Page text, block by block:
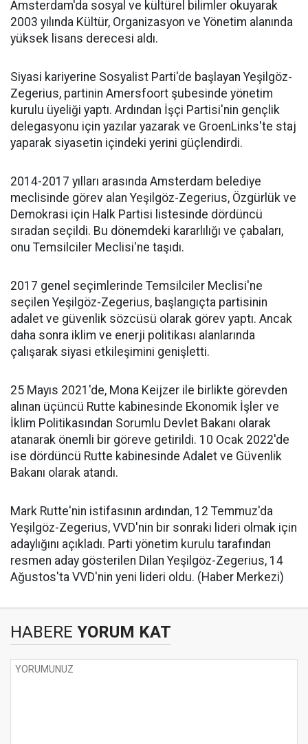
Amsterdam'da sosyal ve kültürel bilimler okuyarak
2003 yılında Kültür, Organizasyon ve Yönetim alanında
yüksek lisans derecesi aldı.
Siyasi kariyerine Sosyalist Parti'de başlayan Yeşilgöz-
Zegerius, partinin Amersfoort şubesinde yönetim
kurulu üyeliği yaptı. Ardından İşçi Partisi'nin gençlik
delegasyonu için yazılar yazarak ve GroenLinks'te staj
yaparak siyasetin içindeki yerini güçlendirdi.
2014-2017 yılları arasında Amsterdam belediye
meclisinde görev alan Yeşilgöz-Zegerius, Özgürlük ve
Demokrasi için Halk Partisi listesinde dördüncü
sıradan seçildi. Bu dönemdeki kararlılığı ve çabaları,
onu Temsilciler Meclisi'ne taşıdı.
2017 genel seçimlerinde Temsilciler Meclisi'ne
seçilen Yeşilgöz-Zegerius, başlangıçta partisinin
adalet ve güvenlik sözcüsü olarak görev yaptı. Ancak
daha sonra iklim ve enerji politikası alanlarında
çalışarak siyasi etkileşimini genişletti.
25 Mayıs 2021'de, Mona Keijzer ile birlikte görevden
alınan üçüncü Rutte kabinesinde Ekonomik İşler ve
İklim Politikasından Sorumlu Devlet Bakanı olarak
atanarak önemli bir göreve getirildi. 10 Ocak 2022'de
ise dördüncü Rutte kabinesinde Adalet ve Güvenlik
Bakanı olarak atandı.
Mark Rutte'nin istifasının ardından, 12 Temmuz'da
Yeşilgöz-Zegerius, VVD'nin bir sonraki lideri olmak için
adaylığını açıkladı. Parti yönetim kurulu tarafından
resmen aday gösterilen Dilan Yeşilgöz-Zegerius, 14
Ağustos'ta VVD'nin yeni lideri oldu. (Haber Merkezi)
HABERE YORUM KAT